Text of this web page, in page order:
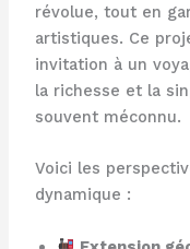
révolue, tout en
artistiques. Ce
invitation à un
la richesse et la
souvent méconnu.
Voici les
dynamique :